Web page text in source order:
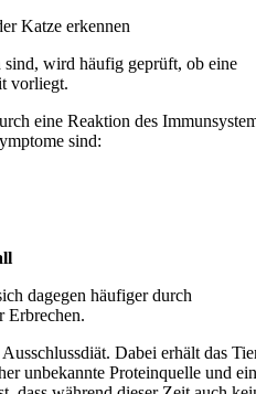
Katze erkennen
sind, wird häufig geprüft, ob eine
vorliegt.
eine Reaktion des
sind:
dagegen häufiger durch
Erbrechen.
Dabei erhält das
unbekannte Proteinquelle und